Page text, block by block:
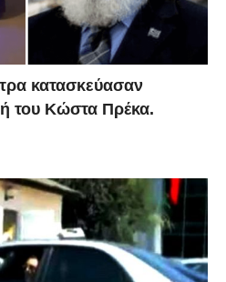
κατασκεύασαν
του Κώστα Πρέκα.